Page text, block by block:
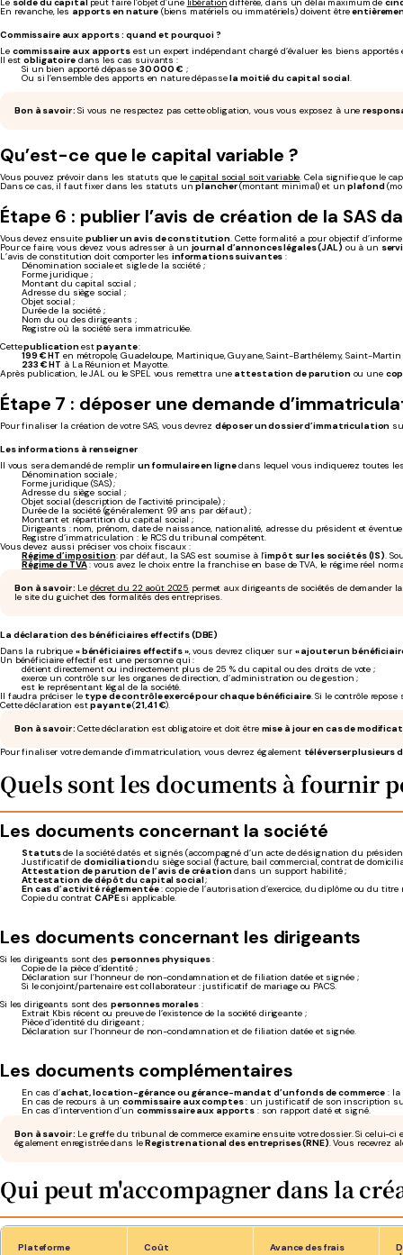
En revanche, les apports en nature(biens matériels ou immatériels) doivent être
Commissaire aux apports : quand et pourquoi ?
Le commissaire aux apportsest un expert indépendant chargé d’évaluer les biens
Il estobligatoiredans les cas suivants :
Si un bien apporté dépasse 30 000 € ;
Ou si l’ensemble des apports en nature dépassela moitié du capital social.
Bon à savoir :Si vous ne respectez pas cette obligation, vous vous exposez à une
Qu’est-ce que le capital variable ?
Vous pouvez prévoir dans les statuts que le capital social soit variable. Cela signifie que le
Dans ce cas, il faut fixer dans les statuts unplancher(montant minimal) et unplafond
Étape 6 : publier l’avis de création de la SAS
Vous devez ensuite publier un avis de constitution. Cette formalité a pour objectif
Pour ce faire, vous devez vous adresser à un journal d’annonces légales (JAL) ou à un
L’avis de constitution doit comporter les informations suivantes :
Dénomination sociale et sigle de la société ;
Forme juridique ;
Montant du capital social ;
Adresse du siège social ;
Objet social ;
Durée de la société ;
Nom du ou des dirigeants ;
Registre où la société sera immatriculée.
Cettepublicationestpayante:
199 € HT en métropole, Guadeloupe, Martinique, Guyane, Saint-Barthélemy, Saint-
233 € HT à La Réunion et Mayotte.
Après publication, le JAL ou le SPEL vous remettra une attestation de parutionou une
Étape 7 : déposer une demande
Pour finaliser la création de votre SAS, vous devrez déposer un dossier d’immatriculation
Les informations à renseigner
Il vous sera demandé de remplirun formulaire en lignedans lequel vous indiquerez toutes
Dénomination sociale ;
Forme juridique (SAS) ;
Adresse du siège social ;
Objet social (description de l’activité principale) ;
Durée de la société (généralement 99 ans par défaut) ;
Montant et répartition du capital social ;
Dirigeants : nom, prénom, date de naissance, nationalité, adresse du président et
Registre d’immatriculation : le RCS du tribunal compétent.
Vous devez aussi préciser vos choix fiscaux :
Régime d’imposition: par défaut, la SAS est soumise à l’impôt sur les sociétés (IS).
Régime de TVA: vous avez le choix entre la franchise en base de TVA, le régime réel
Bon à savoir : Le décret du 22 août 2025 permet aux dirigeants de sociétés de demander
le site du guichet des formalités des entreprises.
La déclaration des bénéficiaires effectifs (DBE)
Dans la rubrique « bénéficiaires effectifs », vous devrez cliquer sur « ajouter un
Un bénéficiaire effectif est une personne qui :
détient directement ou indirectement plus de 25 % du capital ou des droits de vote ;
exerce un contrôle sur les organes de direction, d’administration ou de gestion ;
est le représentant légal de la société.
Il faudra préciser le type de contrôle exercé pour chaque bénéficiaire. Si le contrôle
Cette déclaration estpayante(21,41 €).
Bon à savoir :Cette déclaration est obligatoire et doit être mise à jour en cas de
Pour finaliser votre demande d’immatriculation, vous devrez également téléverser plusieurs
Quels sont les documents à fournir
Les documents concernant la société
Statutsde la société datés et signés (accompagné d’un acte de désignation du
Justificatif dedomiciliationdu siège social (facture, bail commercial, contrat de
Attestation de parution de l’avis de créationdans un support habilité ;
Attestation de dépôt du capital social;
En cas d’activité réglementée: copie de l’autorisation d’exercice, du diplôme ou du titre
Copie du contrat CAPEsi applicable.
Les documents concernant les dirigeants
Si les dirigeants sont des personnes physiques:
Copie de la pièce d’identité ;
Déclaration sur l’honneur de non-condamnation et de filiation datée et signée ;
Si le conjoint/partenaire est collaborateur : justificatif de mariage ou PACS.
Si les dirigeants sont des personnes morales:
Extrait Kbis récent ou preuve de l’existence de la société dirigeante ;
Pièce d’identité du dirigeant ;
Déclaration sur l’honneur de non-condamnation et de filiation datée et signée.
Les documents complémentaires
En cas d’achat, location-gérance ou gérance-mandat d’un fonds de commerce : la
En cas de recours à uncommissaire aux comptes: un justificatif de son inscription
En cas d’intervention d’un commissaire aux apports : son rapport daté et signé.
Bon à savoir : Le greffe du tribunal de commerce examine ensuite votre dossier. Si celui-ci
également enregistrée dans leRegistre national des entreprises (RNE). Vous recevrez
Qui peut m'accompagner dans la
Plateforme Coût Avance des frais